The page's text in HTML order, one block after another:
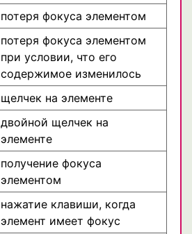
потеря фокуса элементом
потеря фокуса элементом
при условии, что его
содержимое изменилось
щелчек на элементе
двойной щелчек на
элементе
получение фокуса
элементом
нажатие клавиши, когда
элемент имеет фокус